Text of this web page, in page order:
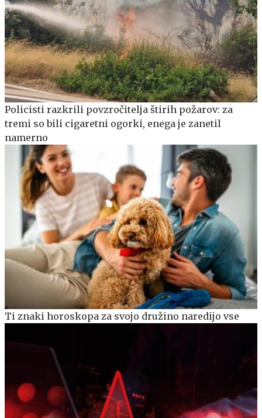
Policisti razkrili povzročitelja štirih požarov: za
tremi so bili cigaretni ogorki, enega je zanetil
namerno
Ti znaki horoskopa za svojo družino naredijo vse